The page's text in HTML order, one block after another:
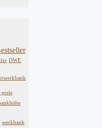
DWE
preis
werkbank